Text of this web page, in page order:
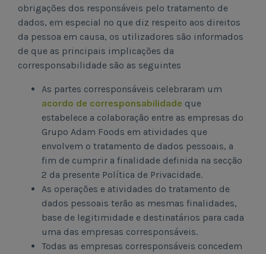
obrigações dos responsáveis pelo tratamento de
dados, em especial no que diz respeito aos direitos
da pessoa em causa, os utilizadores são informados
de que as principais implicações da
corresponsabilidade são as seguintes
As partes corresponsáveis celebraram um
acordo de corresponsabilidade que
estabelece a colaboração entre as empresas do
Grupo Adam Foods em atividades que
envolvem o tratamento de dados pessoais, a
fim de cumprir a finalidade definida na secção
2 da presente Política de Privacidade.
As operações e atividades do tratamento de
dados pessoais terão as mesmas finalidades,
base de legitimidade e destinatários para cada
uma das empresas corresponsáveis.
Todas as empresas corresponsáveis concedem